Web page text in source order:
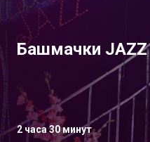
Башмачки JAZZ
2 часа 30 минут